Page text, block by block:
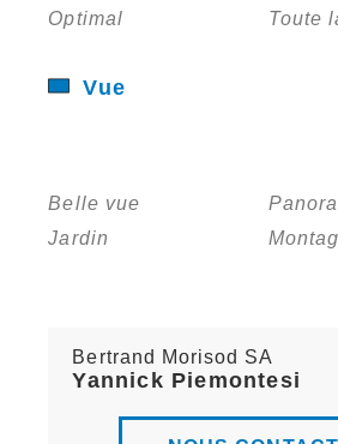
Bertrand Morisod SA
Yannick Piemontesi
Optimal Toute
Vue
Belle vue
Jardin